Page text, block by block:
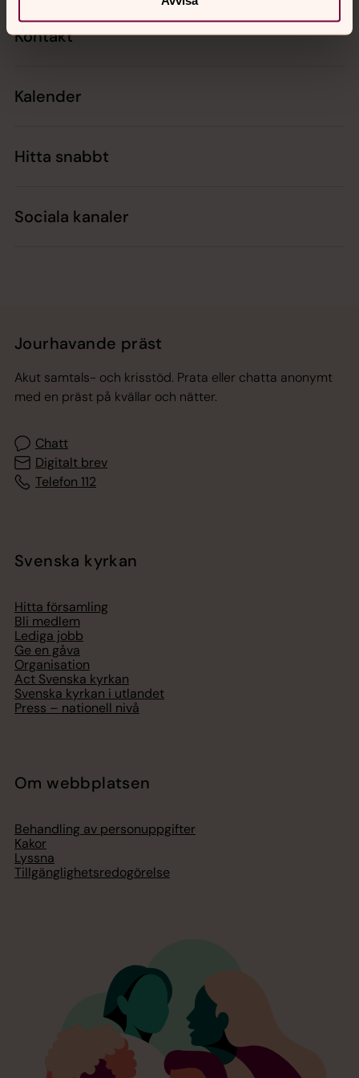
Kontakt
Kalender
Hitta snabbt
Sociala kanaler
Jourhavande präst
Akut samtals- och krisstöd. Prata eller chatta anonymt
med en präst på kvällar och nätter.
Chatt
Digitalt brev
Telefon 112
Svenska kyrkan
Hitta församling
Bli medlem
Lediga jobb
Ge en gåva
Organisation
Act Svenska kyrkan
Svenska kyrkan i utlandet
Press – nationell nivå
Om webbplatsen
Behandling av personuppgifter
Kakor
Lyssna
Tillgänglighetsredogörelse